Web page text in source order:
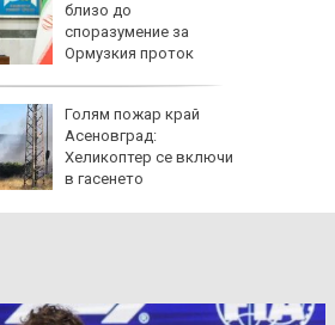
близо до
споразумение за
Ормузкия проток
Голям пожар край
Асеновград:
Хеликоптер се включи
в гасенето